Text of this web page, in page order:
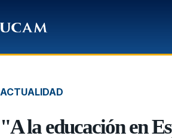
ACTUALIDAD
"A la educación en